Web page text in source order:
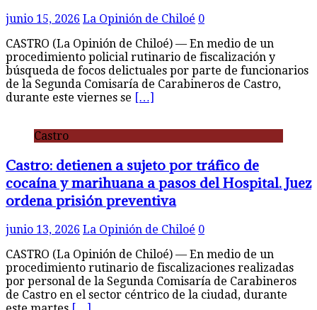
junio 15, 2026 La Opinión de Chiloé 0
CASTRO (La Opinión de Chiloé) — En medio de un
procedimiento policial rutinario de fiscalización y
búsqueda de focos delictuales por parte de funcionarios
de la Segunda Comisaría de Carabineros de Castro,
durante este viernes se […]
Castro
Castro: detienen a sujeto por tráfico de
cocaína y marihuana a pasos del Hospital. Juez
ordena prisión preventiva
junio 13, 2026 La Opinión de Chiloé 0
CASTRO (La Opinión de Chiloé) — En medio de un
procedimiento rutinario de fiscalizaciones realizadas
por personal de la Segunda Comisaría de Carabineros
de Castro en el sector céntrico de la ciudad, durante